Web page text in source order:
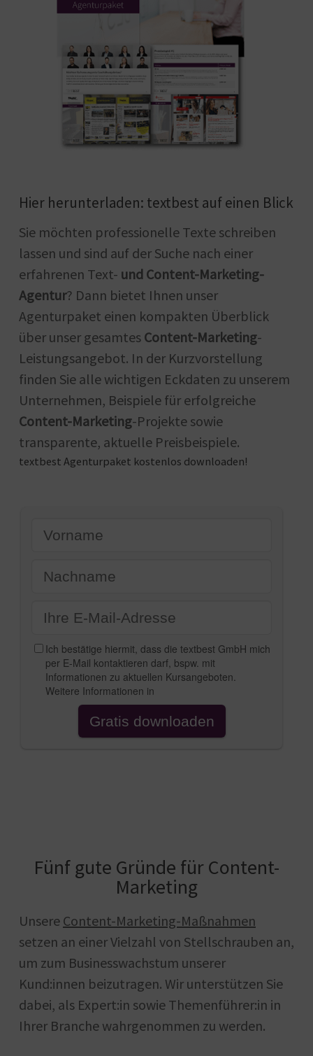
Hier herunterladen: textbest auf einen Blick
Sie möchten professionelle Texte schreiben
lassen und sind auf der Suche nach einer
erfahrenen Text- und Content-Marketing-
Agentur? Dann bietet Ihnen unser
Agenturpaket einen kompakten Überblick
über unser gesamtes Content-Marketing-
Leistungsangebot. In der Kurzvorstellung
finden Sie alle wichtigen Eckdaten zu unserem
Unternehmen, Beispiele für erfolgreiche
Content-Marketing-Projekte sowie
transparente, aktuelle Preisbeispiele.
textbest Agenturpaket kostenlos downloaden!
Fünf gute Gründe für Content-
Marketing
Unsere Content-Marketing-Maßnahmen
setzen an einer Vielzahl von Stellschrauben an,
um zum Businesswachstum unserer
Kund:innen beizutragen. Wir unterstützen Sie
dabei, als Expert:in sowie Themenführer:in in
Ihrer Branche wahrgenommen zu werden.